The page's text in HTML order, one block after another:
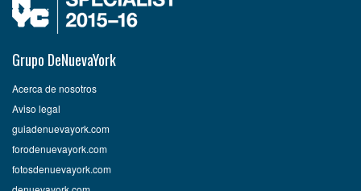
Grupo DeNuevaYork
Acerca de nosotros
Aviso legal
guiadenuevayork.com
forodenuevayork.com
fotosdenuevayork.com